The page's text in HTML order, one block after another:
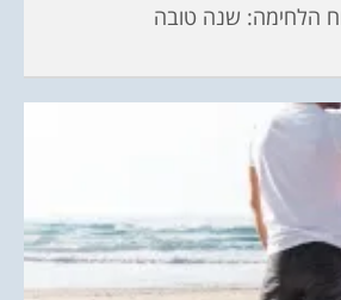
הלחימה: שנה טובה